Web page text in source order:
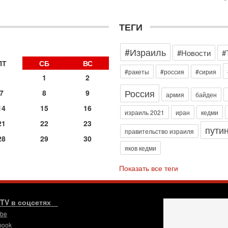
СБ
ВС
1
2
7 8
9
15
16
22
23
29
30
ТЕГИ
#Израиль
#Новости
#ракеты #россия #сирия
Россия армия байден
израиль 2021 иран кедми
правительство израиля путин
яков кедми
Показать все теги
в соцсетях